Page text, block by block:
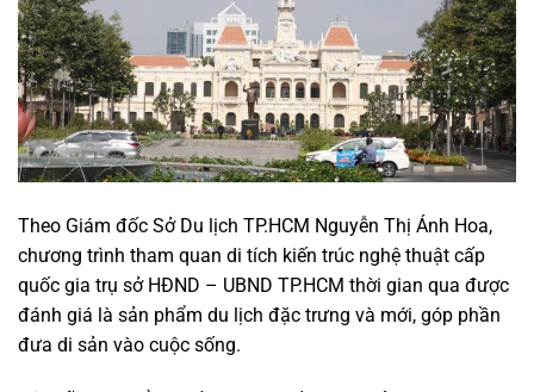
Theo Giám đốc Sở Du lịch TP.HCM Nguyễn Thị Ánh Hoa,
chương trình tham quan di tích kiến trúc nghệ thuật cấp
quốc gia trụ sở HĐND – UBND TP.HCM thời gian qua được
đánh giá là sản phẩm du lịch đặc trưng và mới, góp phần
đưa di sản vào cuộc sống.